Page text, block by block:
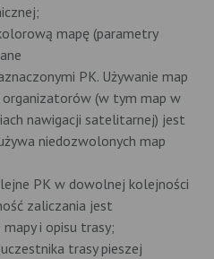
mapę (parametry
PK. Używanie map
organizatorów (w tym map w
nawigacji satelitarnej) jest
niedozwolonych map
PK w dowolnej kolejności
zaliczania jest
i opisu trasy;
trasy pieszej